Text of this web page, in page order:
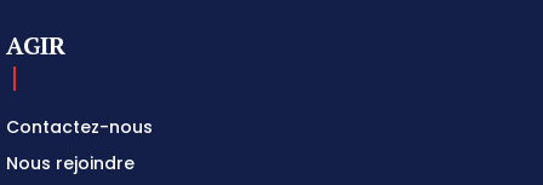
AGIR
Contactez-nous
Nous rejoindre